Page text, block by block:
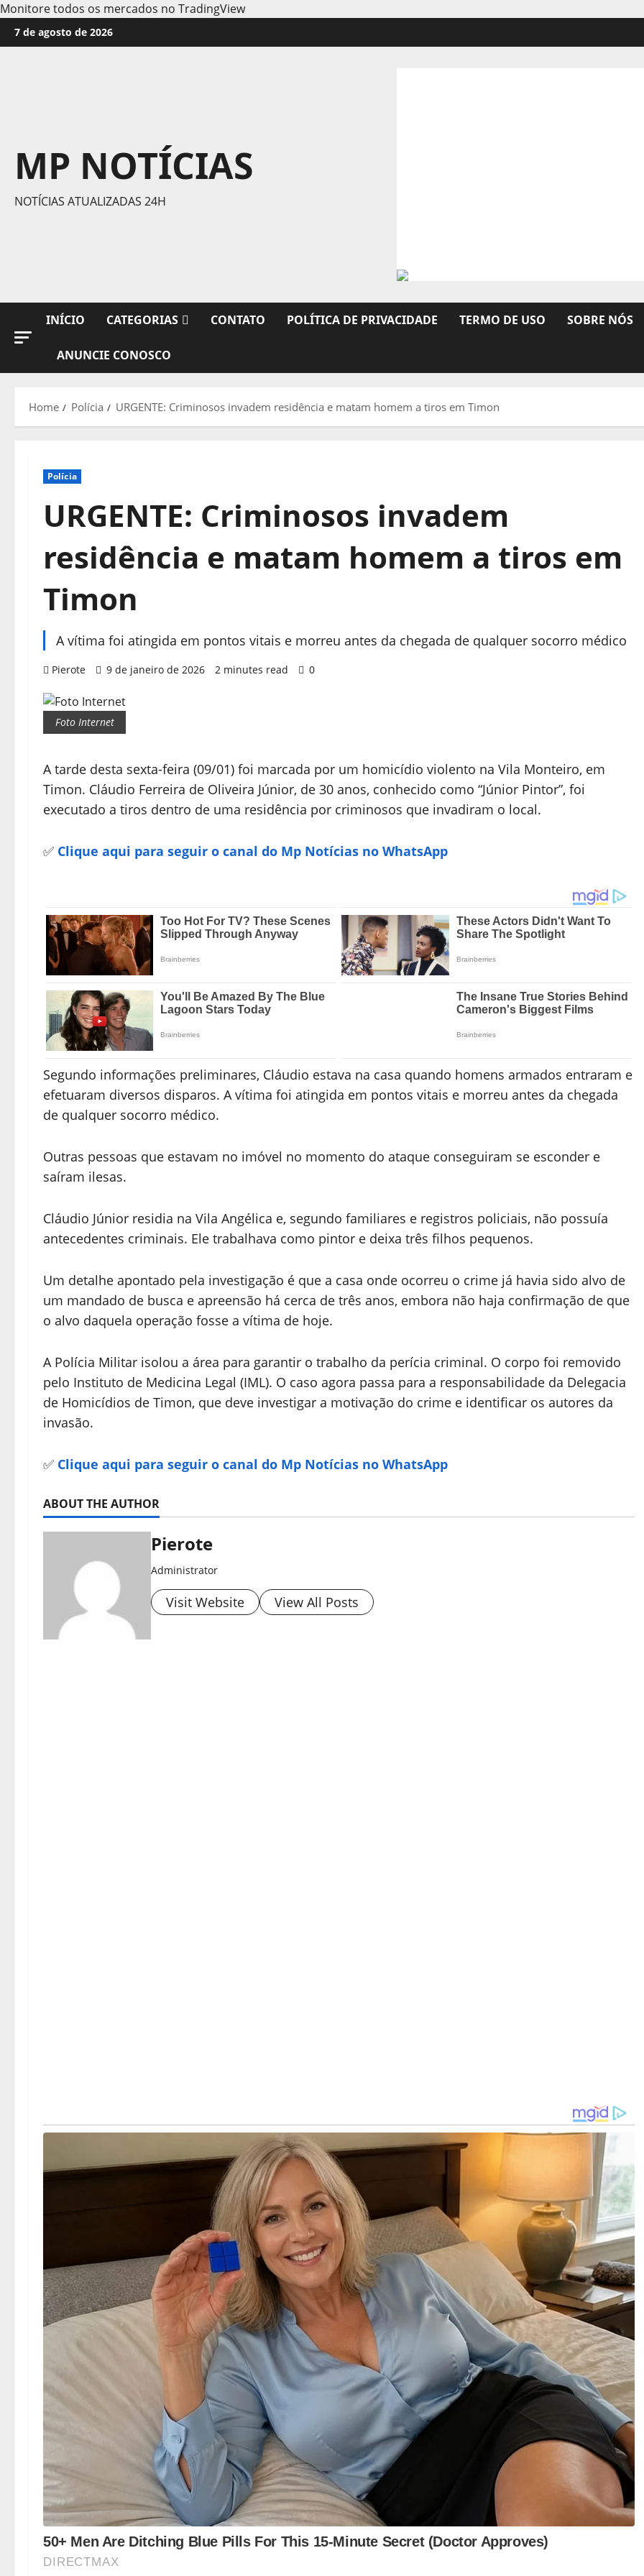
Monitore todos os mercados no TradingView
Skip
to
7 de agosto de 2026
MP NOTÍCIAS
NOTÍCIAS ATUALIZADAS 24H
INÍCIO CATEGORIAS CONTATO POLÍTICA DE PRIVACIDADE TERMO DE USO SOBRE NÓS
ANUNCIE CONOSCO
Home Polícia URGENTE: Criminosos invadem residência e matam homem a tiros em Timon
Polícia
URGENTE: Criminosos invadem
residência e matam homem a tiros em
Timon
A vítima foi atingida em pontos vitais e morreu antes da chegada de qualquer socorro médico
Pierote 9 de janeiro de 2026 2 minutes read 0
Foto Internet
A tarde desta sexta-feira (09/01) foi marcada por um homicídio violento na Vila Monteiro, em
Timon. Cláudio Ferreira de Oliveira Júnior, de 30 anos, conhecido como “Júnior Pintor”, foi
executado a tiros dentro de uma residência por criminosos que invadiram o local.
✅ Clique aqui para seguir o canal do Mp Notícias no WhatsApp
Segundo informações preliminares, Cláudio estava na casa quando homens armados entraram e
efetuaram diversos disparos. A vítima foi atingida em pontos vitais e morreu antes da chegada
de qualquer socorro médico.
Outras pessoas que estavam no imóvel no momento do ataque conseguiram se esconder e
saíram ilesas.
Cláudio Júnior residia na Vila Angélica e, segundo familiares e registros policiais, não possuía
antecedentes criminais. Ele trabalhava como pintor e deixa três filhos pequenos.
Um detalhe apontado pela investigação é que a casa onde ocorreu o crime já havia sido alvo de
um mandado de busca e apreensão há cerca de três anos, embora não haja confirmação de que
o alvo daquela operação fosse a vítima de hoje.
A Polícia Militar isolou a área para garantir o trabalho da perícia criminal. O corpo foi removido
pelo Instituto de Medicina Legal (IML). O caso agora passa para a responsabilidade da Delegacia
de Homicídios de Timon, que deve investigar a motivação do crime e identificar os autores da
invasão.
✅ Clique aqui para seguir o canal do Mp Notícias no WhatsApp
ABOUT THE AUTHOR
Pierote
Administrator
Visit Website View All Posts